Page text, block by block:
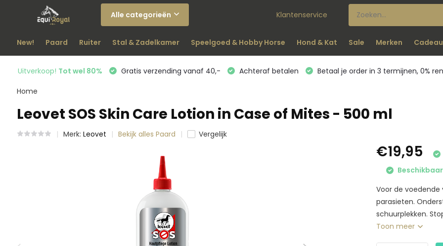
Alle categorieën Klantenservice
New! Paard Ruiter Stal & Zadelkamer Speelgoed & Hobby Horse Hond & Kat Sale Merken
Uitverkoop! Tot wel 80% Gratis verzending vanaf 40,- Achteraf betalen Betaal je order in 3 termijnen, 0%
Home
Leovet SOS Skin Care Lotion in Case of Mites - 500 ml
Merk: Leovet Bekijk alles Paard Vergelijk
€19,95
Voor de
parasieten.
schuurplekken.
Toon meer